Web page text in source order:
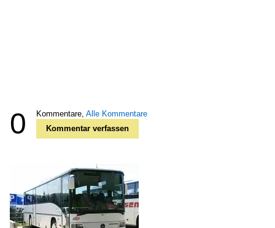
0 Kommentare, Alle Kommentare
Kommentar verfassen